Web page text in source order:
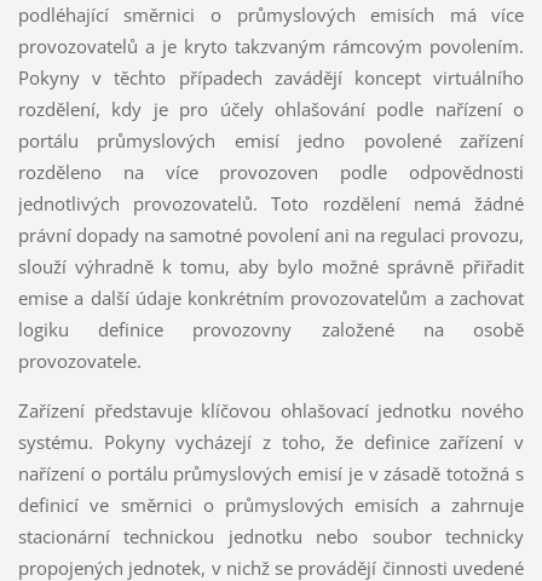
podléhající směrnici o průmyslových emisích má více
provozovatelů a je kryto takzvaným rámcovým povolením.
Pokyny v těchto případech zavádějí koncept virtuálního
rozdělení, kdy je pro účely ohlašování podle nařízení o
portálu průmyslových emisí jedno povolené zařízení
rozděleno na více provozoven podle odpovědnosti
jednotlivých provozovatelů. Toto rozdělení nemá žádné
právní dopady na samotné povolení ani na regulaci provozu,
slouží výhradně k tomu, aby bylo možné správně přiřadit
emise a další údaje konkrétním provozovatelům a zachovat
logiku definice provozovny založené na osobě
provozovatele.
Zařízení představuje klíčovou ohlašovací jednotku nového
systému. Pokyny vycházejí z toho, že definice zařízení v
nařízení o portálu průmyslových emisí je v zásadě totožná s
definicí ve směrnici o průmyslových emisích a zahrnuje
stacionární technickou jednotku nebo soubor technicky
propojených jednotek, v nichž se provádějí činnosti uvedené